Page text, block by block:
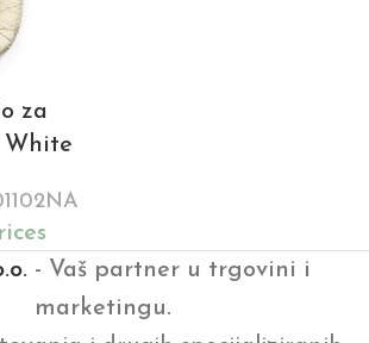
za
White
- Vaš partner u trgovini i
marketingu.